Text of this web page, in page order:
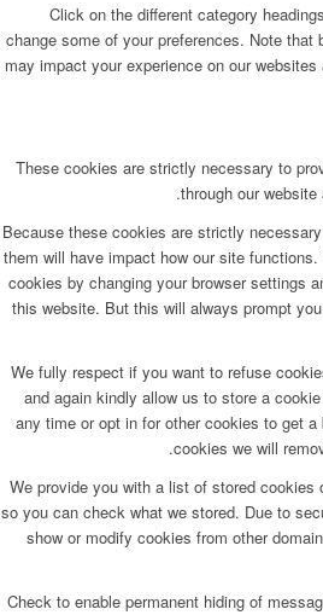
Click on the different category
change some of your preferences. Note
may impact your experience on our
These cookies are strictly necessary to
through our
Because these cookies are strictly
them will have impact how our site
cookies by changing your browser settings
this website. But this will always prompt
We fully respect if you want to refuse
and again kindly allow us to store a
any time or opt in for other cookies to get
cookies we will
We provide you with a list of stored cookies
so you can check what we stored. Due to
show or modify cookies from other
Check to enable permanent hiding of